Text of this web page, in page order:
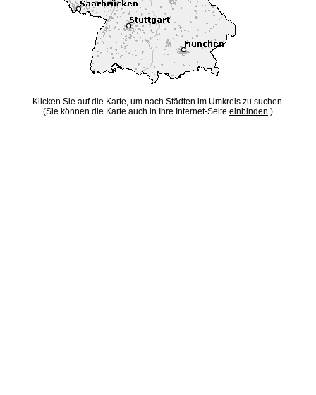
Klicken Sie auf die Karte, um nach Städten im Umkreis zu suchen.
(Sie können die Karte auch in Ihre Internet-Seite einbinden.)